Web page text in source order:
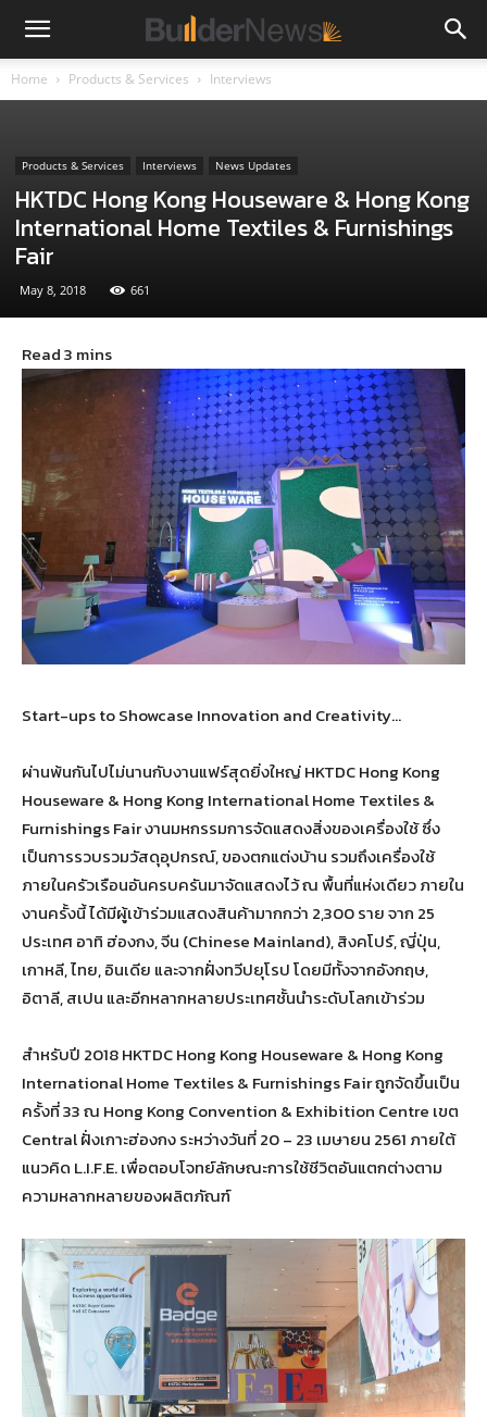
Home Products & Services Interviews
Products & Services Interviews News Updates
HKTDC Hong Kong Houseware & Hong Kong
International Home Textiles & Furnishings
Fair
May 8, 2018 661
Start-ups to Showcase Innovation and Creativity…
ผ่านพ้นกันไปไม่นานกับงานแฟร์สุดยิ่งใหญ่ HKTDC Hong Kong
Houseware & Hong Kong International Home Textiles &
Furnishings Fair งานมหกรรมการจัดแสดงสิ่งของเครื่องใช้ ซึ่ง
เป็นการรวบรวมวัสดุอุปกรณ์, ของตกแต่งบ้าน รวมถึงเครื่องใช้
ภายในครัวเรือนอันครบครันมาจัดแสดงไว้ ณ พื้นที่แห่งเดียว ภายใน
งานครั้งนี้ ได้มีผู้เข้าร่วมแสดงสินค้ามากกว่า 2,300 ราย จาก 25
ประเทศ อาทิ ฮ่องกง, จีน (Chinese Mainland), สิงคโปร์, ญี่ปุ่น,
เกาหลี, ไทย, อินเดีย และจากฝั่งทวีปยุโรป โดยมีทั้งจากอังกฤษ,
อิตาลี, สเปน และอีกหลากหลายประเทศชั้นนำระดับโลกเข้าร่วม
สำหรับปี 2018 HKTDC Hong Kong Houseware & Hong Kong
International Home Textiles & Furnishings Fair ถูกจัดขึ้นเป็น
ครั้งที่ 33 ณ Hong Kong Convention & Exhibition Centre เขต
Central ฝั่งเกาะฮ่องกง ระหว่างวันที่ 20 – 23 เมษายน 2561 ภายใต้
แนวคิด L.I.F.E. เพื่อตอบโจทย์ลักษณะการใช้ชีวิตอันแตกต่างตาม
ความหลากหลายของผลิตภัณฑ์